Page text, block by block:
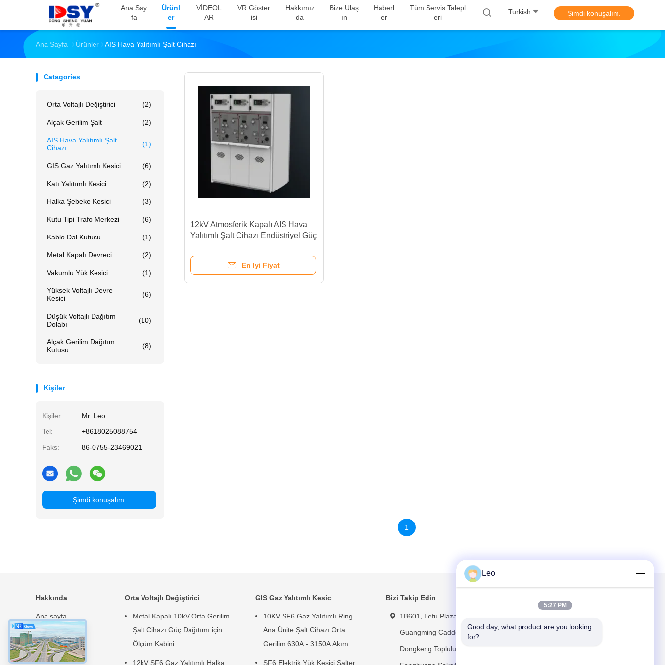
Ana Say
Fa
Ürünl
Er
VİDEOL
AR
VR Göster
Isi
Hakkımız
Da
Bize Ulaş
In
Haberl
Er
Tüm Servis Talepl
Eri
Turkish Şimdi konuşalım.
Ana Sayfa Ürünler AIS Hava Yalıtımlı Şalt Cihazı
Catagories
Orta Voltajlı Değiştirici (2)
Alçak Gerilim Şalt (2)
AIS Hava Yalıtımlı Şalt
Cihazı
(1)
GIS Gaz Yalıtımlı Kesici (6)
Katı Yalıtımlı Kesici (2)
Halka Şebeke Kesici (3)
Kutu Tipi Trafo Merkezi (6)
Kablo Dal Kutusu (1)
Metal Kapalı Devreci (2)
Vakumlu Yük Kesici (1)
Yüksek Voltajlı Devre
Kesici
(6)
Düşük Voltajlı Dağıtım
Dolabı
(10)
Alçak Gerilim Dağıtım
Kutusu
(8)
Kişiler
Kişiler:
Mr. Leo
Tel:
+8618025088754
Faks:
86-0755-23469021
Şimdi konuşalım.
12kV Atmosferik Kapalı AIS Hava
Yalıtımlı Şalt Cihazı Endüstriyel Güç
En Iyi Fiyat
1
Hakkında
Ana sayfa
Ürünler
Hakkımızda
Haberler
Orta Voltajlı Değiştirici
Metal Kapalı 10kV Orta Gerilim
Şalt Cihazı Güç Dağıtımı için
Ölçüm Kabini
12kV SF6 Gaz Yalıtımlı Halka
GIS Gaz Yalıtımlı Kesici
10KV SF6 Gaz Yalıtımlı Ring
Ana Ünite Şalt Cihazı Orta
Gerilim 630A - 3150A Akım
SF6 Elektrik Yük Kesici Şalter
Bizi Takip Edin
1B601, Lefu Plaza, No. 481
Guangming Caddesi,
Dongkeng Topluluğu,
Leo
5:27 PM
Good day, what product are you looking
for?